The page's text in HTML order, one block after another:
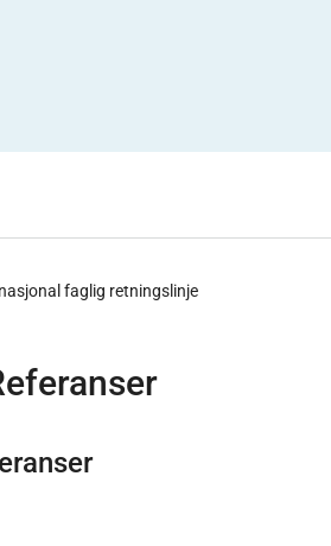
faglig retningslinje